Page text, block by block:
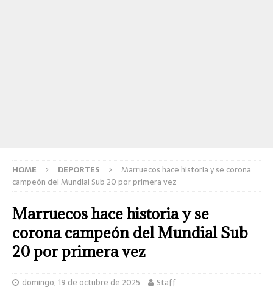
HOME DEPORTES
Marruecos hace historia y se corona
campeón del Mundial Sub 20 por primera vez
Marruecos hace historia y se
corona campeón del Mundial Sub
20 por primera vez
domingo, 19 de octubre de 2025 Staff